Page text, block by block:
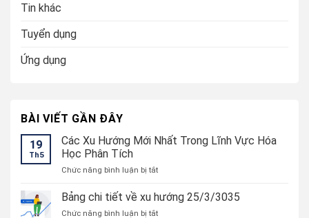
Tin khác
Tuyển dụng
Ứng dụng
BÀI VIẾT GẦN ĐÂY
19
Th5
Các Xu Hướng Mới Nhất Trong Lĩnh Vực Hóa
Học Phân Tích
Chức năng bình luận bị tắtở
Xu
Hướng
Mới
Bảng chi tiết về xu hướng 25/3/3035
Chức năng bình luận bị tắtở